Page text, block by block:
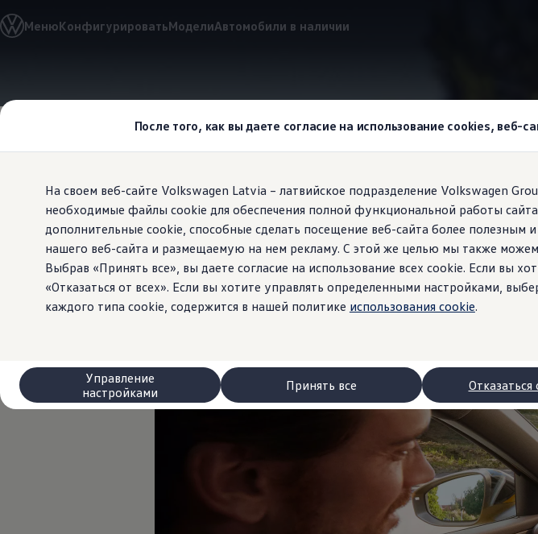
После того, как вы даете согласие на использование cookies, веб-
На своем веб-сайте Volkswagen Latvia – латвийское подразделение Volkswagen
необходимые файлы cookie для обеспечения полной функциональной работы
дополнительные cookie, способные сделать посещение веб-сайта более
нашего веб-сайта и размещаемую на нем рекламу. С этой же целью мы также
Выбрав «Принять все», вы даете согласие на использование всех cookie. Если вы
«Отказаться от всех». Если вы хотите управлять определенными настройками,
каждого типа cookie, содержится в нашей политике использования cookie.
Принять все Отказаться
Управление
настройками
основному
нижнему
МенюКонфигурироватьМоделиАвтомобили в наличии
Выбери свой Volkswagen
Модельный ряд
Автомобильный онлайн-магазин Volkswagen
Лизинг Volkswagen
Взаимодействие в сети простыми словами
VW Connect
Активация
Все службы
VW Connect для Вашего ID.
Обновления (Upgrades)
Car-Net
App-Connect
Fleet Interface Data
Сервис и запчасти
Преимущества Volkswagen
Техобслуживание
Ремонт и проверки
Обслуживание автомобилей
Решения для перевозки и багажа
App-
App-Connect 1 :
в автомобиль